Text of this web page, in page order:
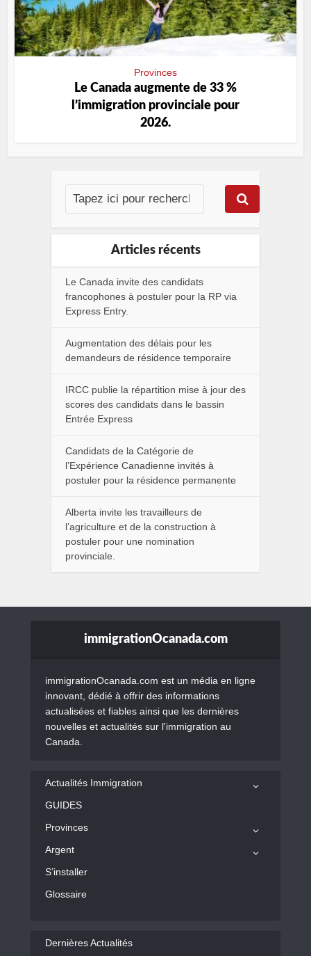
Provinces
Le Canada augmente de 33 %
l’immigration provinciale pour
2026.
Articles récents
Le Canada invite des candidats
francophones à postuler pour la RP via
Express Entry.
Augmentation des délais pour les
demandeurs de résidence temporaire
IRCC publie la répartition mise à jour des
scores des candidats dans le bassin
Entrée Express
Candidats de la Catégorie de
l’Expérience Canadienne invités à
postuler pour la résidence permanente
Alberta invite les travailleurs de
l’agriculture et de la construction à
postuler pour une nomination
provinciale.
immigrationOcanada.com
immigrationOcanada.com est un média en ligne
innovant, dédié à offrir des informations
actualisées et fiables ainsi que les dernières
nouvelles et actualités sur l'immigration au
Canada.
Actualités Immigration
GUIDES
Provinces
Argent
S’installer
Glossaire
Dernières Actualités